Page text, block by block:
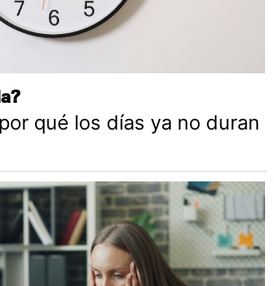
qué los días ya no duran